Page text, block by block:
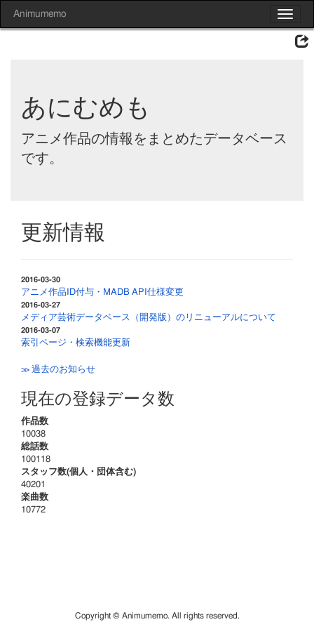
Toggle
Animumemo
あにむめも
アニメ作品の情報をまとめたデータベース
です。
更新情報
2016-03-30
アニメ作品ID付与・MADB API仕様変更
2016-03-27
メディア芸術データベース（開発版）のリニューアルについて
2016-03-07
索引ページ・検索機能更新
≫ 過去のお知らせ
現在の登録データ数
作品数
10038
総話数
100118
スタッフ数(個人・団体含む)
40201
楽曲数
10772
Copyright © Animumemo. All rights reserved.